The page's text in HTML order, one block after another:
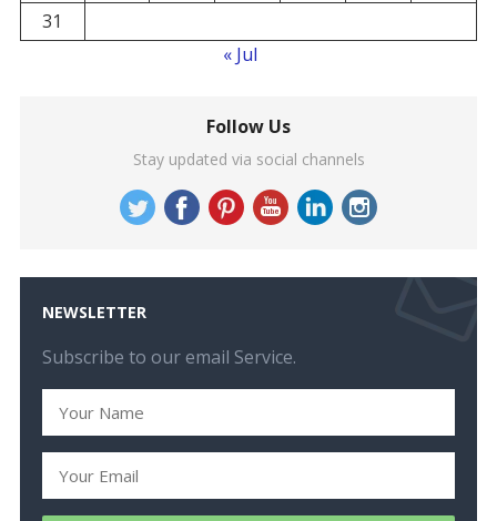
31
« Jul
Follow Us
Stay updated via social channels
NEWSLETTER
Subscribe to our email Service.